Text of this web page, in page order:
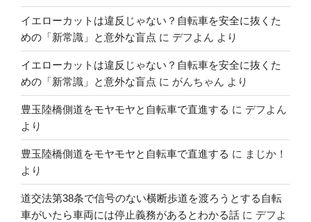
イエローカットは違反じゃない？自転車を安全に抜くた
めの「新常識」と意外な盲点 に デフよん より
イエローカットは違反じゃない？自転車を安全に抜くた
めの「新常識」と意外な盲点 に がんちゃん より
豊玉陸橋側道をモヤモヤと自転車で直進する に デフよん
より
豊玉陸橋側道をモヤモヤと自転車で直進する に まじか！
より
道交法第38条で信号のない横断歩道を渡ろうとする自転
車がいたら車両には停止義務があるとわかる話 に デフよ